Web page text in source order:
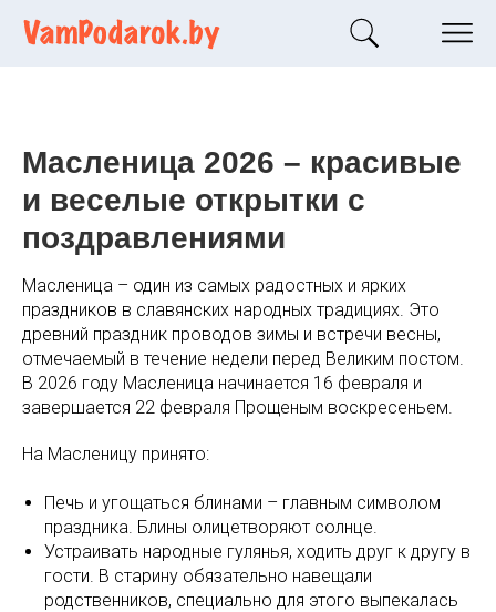
Масленица 2026 – красивые
и веселые открытки с
поздравлениями
Масленица – один из самых радостных и ярких
праздников в славянских народных традициях. Это
древний праздник проводов зимы и встречи весны,
отмечаемый в течение недели перед Великим постом.
В 2026 году Масленица начинается 16 февраля и
завершается 22 февраля Прощеным воскресеньем.
На Масленицу принято:
Печь и угощаться блинами – главным символом
праздника. Блины олицетворяют солнце.
Устраивать народные гулянья, ходить друг к другу в
гости. В старину обязательно навещали
родственников, специально для этого выпекалась